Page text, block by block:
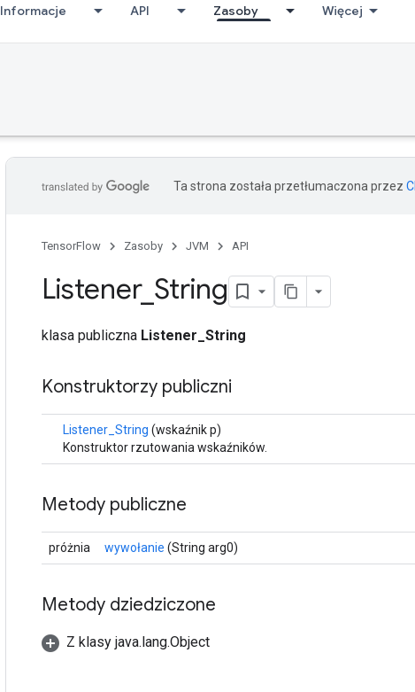
Informacje API Zasoby Więcej
Ta strona została przetłumaczona przez
TensorFlow Zasoby JVM API
Listener_ String
klasa publiczna Listener_String
Konstruktorzy publiczni
Listener_String (wskaźnik p)
Konstruktor rzutowania wskaźników.
Metody publiczne
próżnia wywołanie (String arg0)
Metody dziedziczone
Z klasy java.lang.Object